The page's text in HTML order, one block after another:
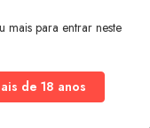
Mbway
mais para entrar neste
de 18 anos